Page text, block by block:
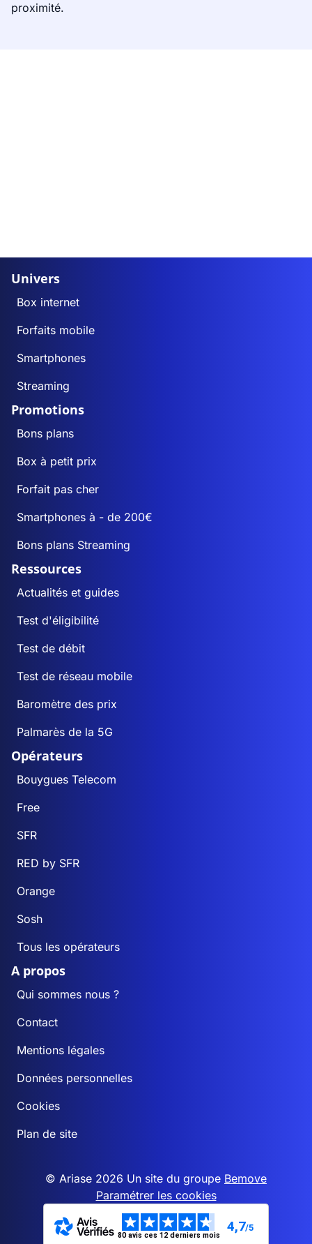
proximité.
Univers
Box internet
Forfaits mobile
Smartphones
Streaming
Promotions
Bons plans
Box à petit prix
Forfait pas cher
Smartphones à - de 200€
Bons plans Streaming
Ressources
Actualités et guides
Test d'éligibilité
Test de débit
Test de réseau mobile
Baromètre des prix
Palmarès de la 5G
Opérateurs
Bouygues Telecom
Free
SFR
RED by SFR
Orange
Sosh
Tous les opérateurs
A propos
Qui sommes nous ?
Contact
Mentions légales
Données personnelles
Cookies
Plan de site
© Ariase 2026 Un site du groupe Bemove
Paramétrer les cookies
80 avis ces 12 derniers mois
4,7/5